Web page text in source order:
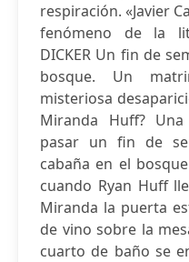
respiración. «Javier
fenómeno de la
DICKER Un fin de
bosque. Un
misteriosa
Miranda Huff?
pasar un fin de
cabaña en el
cuando Ryan Huff
Miranda la puerta
de vino sobre la
cuarto de baño se